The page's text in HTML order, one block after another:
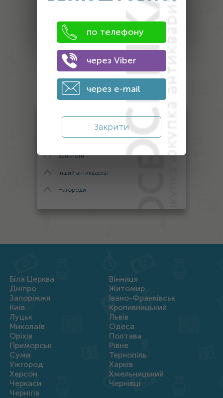
ПОЛУЧИТЬ ЦЕНУ
Оценка
антиквариата
Монети
Банкноти
Інший антикваріат
Нагороди
Біла Церква
Вінниця
Дніпро
Житомир
Запоріжжя
Івано-Франківськ
Київ
Кропивницький
Луцьк
Львів
Миколаїв
Одеса
Оріхів
Полтава
Приморськ
Рівне
Суми
Тернопіль
Ужгород
Харків
Херсон
Хмельницький
Черкаси
Чернівці
Чернігів
по телефону
через Viber
через e-mail
Закрити